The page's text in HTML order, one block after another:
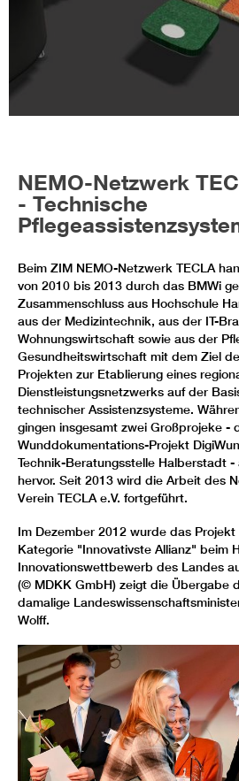
NEMO-Netzwerk
- Technische
Beim ZIM NEMO-Netzwerk TECLA
von 2010 bis 2013 durch das BMWi
Zusammenschluss aus Hochschule
aus der Medizintechnik, aus der IT-
Wohnungswirtschaft sowie aus der
Gesundheitswirtschaft mit dem Ziel
Projekten zur Etablierung eines
Dienstleistungsnetzwerks auf der
technischer Assistenzsysteme.
gingen insgesamt zwei Großprojeke -
Wunddokumentations-Projekt
Technik-Beratungsstelle Halberstadt
hervor. Seit 2013 wird die Arbeit des
Verein TECLA e.V. fortgeführt.
Im Dezember 2012 wurde das
Kategorie "Innovativste Allianz" beim
Innovationswettbewerb des Landes
(© MDKK GmbH) zeigt die Übergabe
damalige
Wolff.